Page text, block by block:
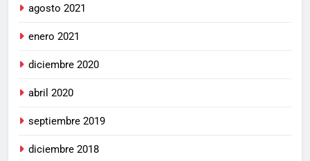
agosto 2021
enero 2021
diciembre 2020
abril 2020
septiembre 2019
diciembre 2018